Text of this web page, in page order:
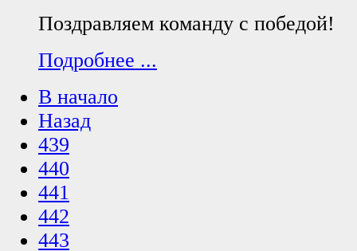
Поздравляем команду с победой!
Подробнее ...
В начало
Назад
439
440
441
442
443